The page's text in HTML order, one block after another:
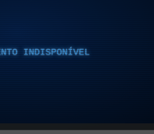
INDISPONÍVEL